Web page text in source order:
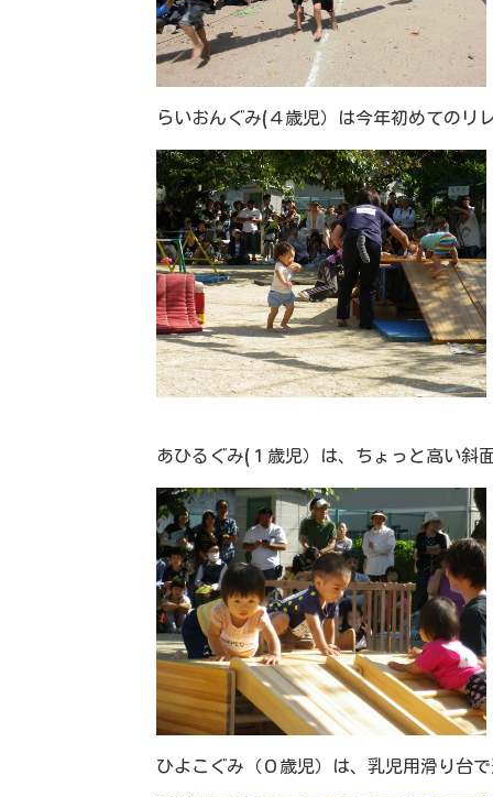
らいおんぐみ(４歳児）は今年初めてのリ
あひるぐみ(１歳児）は、ちょっと高い斜
ひよこぐみ（０歳児）は、乳児用滑り台で